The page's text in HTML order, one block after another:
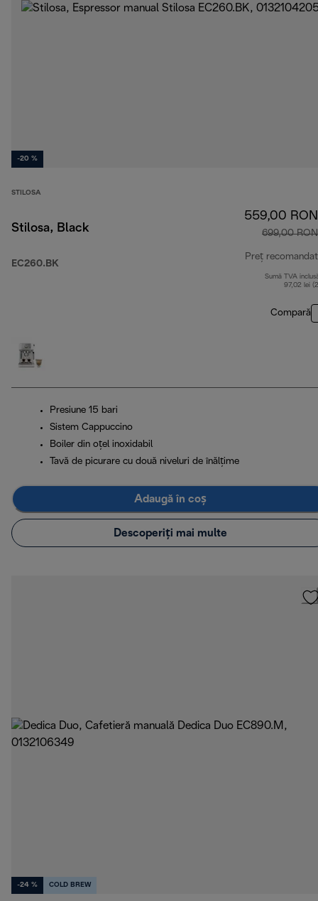
-20 %
STILOSA
Stilosa, Black
EC260.BK
559,00 RON
699,00 RON
Preț recomandat
Sumă TVA
97,02 lei
Compară
Presiune 15 bari
Sistem Cappuccino
Boiler din oțel inoxidabil
Tavă de picurare cu două niveluri de înălțime
Adaugă în coș
Descoperiți mai multe
-24 % COLD BREW